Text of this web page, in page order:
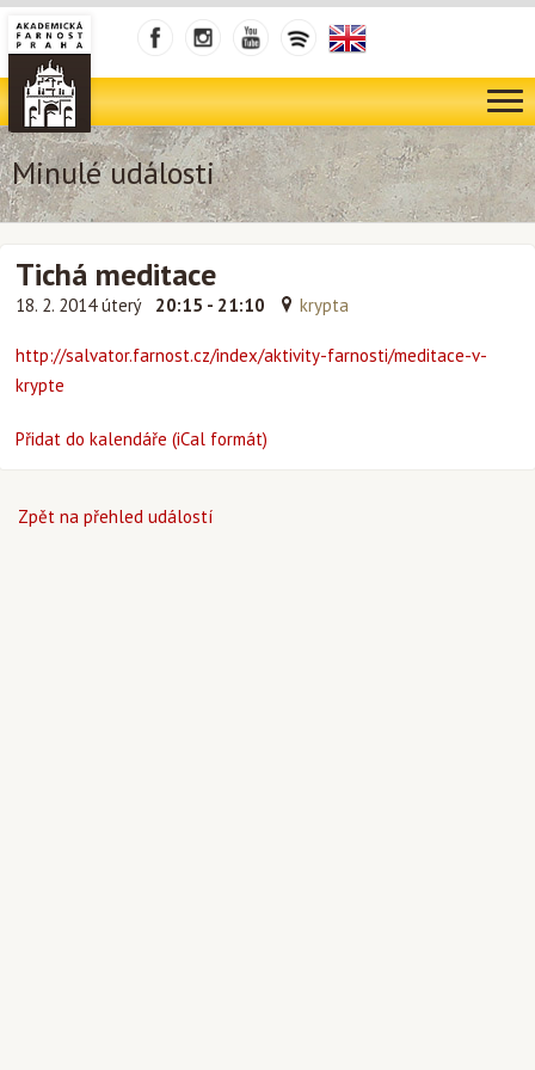
Minulé události
Tichá meditace
18. 2. 2014 úterý 20:15 - 21:10 krypta
http://salvator.farnost.cz/index/aktivity-farnosti/meditace-v-
krypte
Přidat do kalendáře (iCal formát)
Zpět na přehled událostí